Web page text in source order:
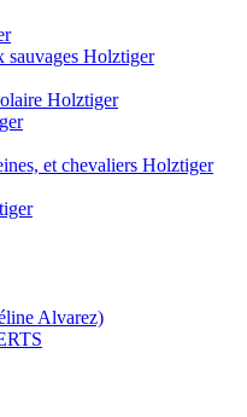
sauvages Holztiger
Holztiger
et chevaliers Holztiger
Alvarez)